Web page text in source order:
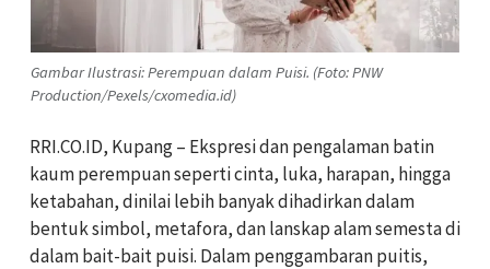
Gambar Ilustrasi: Perempuan dalam Puisi. (Foto: PNW
Production/Pexels/cxomedia.id)
RRI.CO.ID, Kupang – Ekspresi dan pengalaman batin
kaum perempuan seperti cinta, luka, harapan, hingga
ketabahan, dinilai lebih banyak dihadirkan dalam
bentuk simbol, metafora, dan lanskap alam semesta di
dalam bait-bait puisi. Dalam penggambaran puitis,